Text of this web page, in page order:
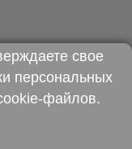
свое
персональных
файлов.